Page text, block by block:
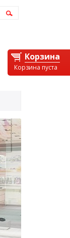
Корзина
Корзина пуста